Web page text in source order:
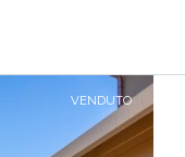
VENDUTO